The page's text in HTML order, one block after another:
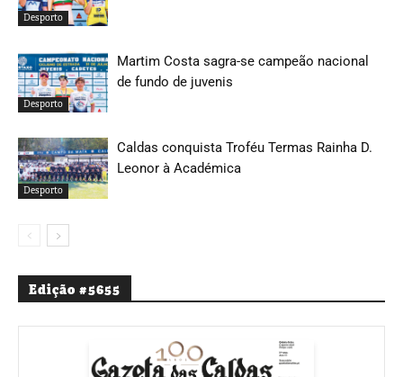
Desporto
Desporto
Martim Costa sagra-se campeão nacional
de fundo de juvenis
Desporto
Caldas conquista Troféu Termas Rainha D.
Leonor à Académica
Edição #5655